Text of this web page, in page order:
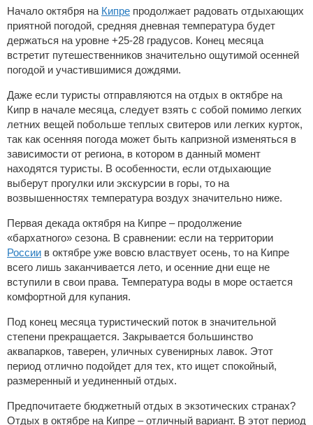
Начало октября на Кипре продолжает радовать отдыхающих
приятной погодой, средняя дневная температура будет
держаться на уровне +25-28 градусов. Конец месяца
встретит путешественников значительно ощутимой осенней
погодой и участившимися дождями.
Даже если туристы отправляются на отдых в октябре на
Кипр в начале месяца, следует взять с собой помимо легких
летних вещей побольше теплых свитеров или легких курток,
так как осенняя погода может быть капризной изменяться в
зависимости от региона, в котором в данный момент
находятся туристы. В особенности, если отдыхающие
выберут прогулки или экскурсии в горы, то на
возвышенностях температура воздух значительно ниже.
Первая декада октября на Кипре – продолжение
«бархатного» сезона. В сравнении: если на территории
России в октябре уже вовсю властвует осень, то на Кипре
всего лишь заканчивается лето, и осенние дни еще не
вступили в свои права. Температура воды в море остается
комфортной для купания.
Под конец месяца туристический поток в значительной
степени прекращается. Закрывается большинство
аквапарков, таверен, уличных сувенирных лавок. Этот
период отлично подойдет для тех, кто ищет спокойный,
размеренный и уединенный отдых.
Предпочитаете бюджетный отдых в экзотических странах?
Отдых в октябре на Кипре – отличный вариант. В этот период